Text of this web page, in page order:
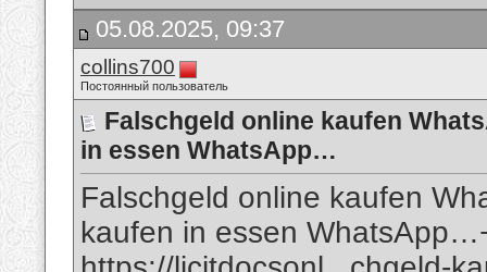
05.08.2025, 09:37
collins700
Постоянный пользователь
Falschgeld online kaufen
in essen WhatsApp…
Falschgeld online kaufen
kaufen in essen